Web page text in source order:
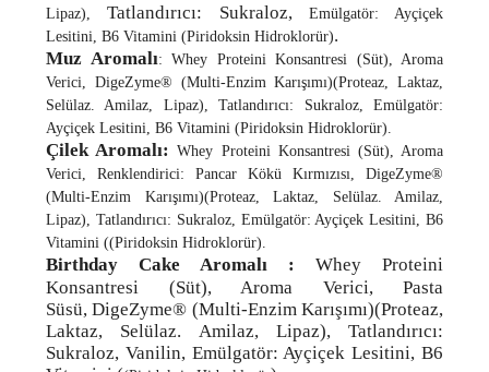
Lipaz),Tatlandırıcı: Sukraloz,
Emülgatör: Ayçiçek
Lesitini, B6 Vitamini (Piridoksin Hidroklorür).
Muz Aromalı: Whey Proteini Konsantresi (Süt), Aroma
Verici, DigeZyme® (Multi-Enzim Karışımı)(Proteaz, Laktaz,
Selülaz. Amilaz, Lipaz),Tatlandırıcı: Sukraloz,Emülgatör:
Ayçiçek Lesitini, B6 Vitamini (Piridoksin Hidroklorür).
Çilek Aromalı:Whey Proteini Konsantresi (Süt), Aroma
Verici, Renklendirici: Pancar Kökü Kırmızısı, DigeZyme®
(Multi-Enzim Karışımı)(Proteaz, Laktaz, Selülaz. Amilaz,
Lipaz), Tatlandırıcı: Sukraloz, Emülgatör: Ayçiçek Lesitini,B6
Vitamini ((Piridoksin Hidroklorür).
Birthday Cake Aromalı : Whey Proteini
Konsantresi (Süt), Aroma Verici, Pasta
Süsü,DigeZyme® (Multi-Enzim Karışımı)(Proteaz,
Laktaz, Selülaz. Amilaz, Lipaz), Tatlandırıcı:
Sukraloz, Vanilin, Emülgatör: Ayçiçek Lesitini, B6